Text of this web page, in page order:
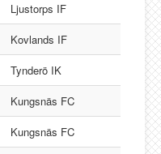
Ljustorps IF
Kovlands IF
Tynderö IK
Kungsnäs FC
Kungsnäs FC